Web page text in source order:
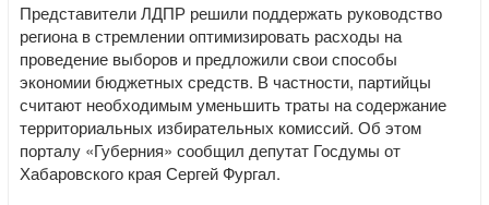
Представители ЛДПР решили поддержать руководство
региона в стремлении оптимизировать расходы на
проведение выборов и предложили свои способы
экономии бюджетных средств. В частности, партийцы
считают необходимым уменьшить траты на содержание
территориальных избирательных комиссий. Об этом
порталу «Губерния» сообщил депутат Госдумы от
Хабаровского края Сергей Фургал.